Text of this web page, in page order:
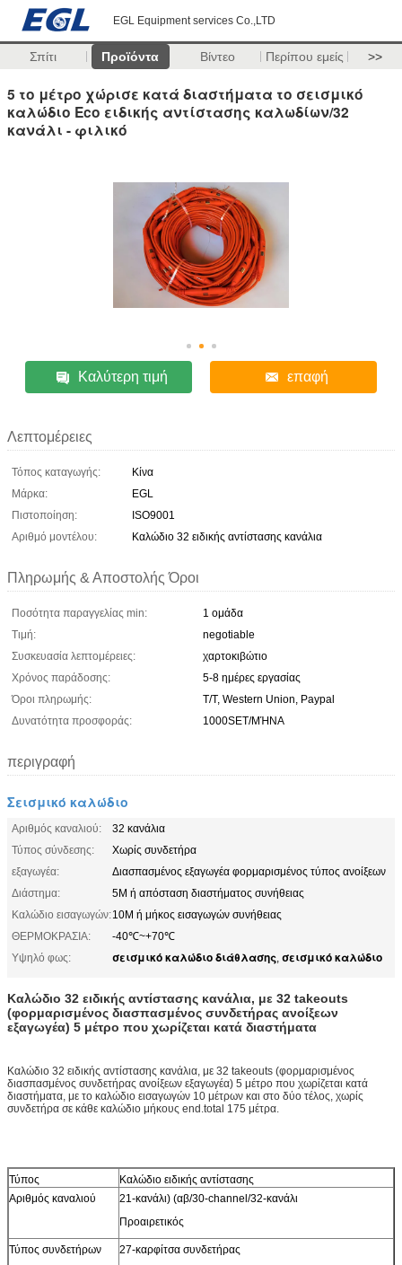
EGL Equipment services Co.,LTD
Σπίτι Προϊόντα Βίντεο Περίπου εμείς >>
5 το μέτρο χώρισε κατά διαστήματα το σεισμικό
καλώδιο Eco ειδικής αντίστασης καλωδίων/32
κανάλι - φιλικό
Καλύτερη τιμή επαφή
Λεπτομέρειες
Τόπος καταγωγής:
Κίνα
Μάρκα:
EGL
Πιστοποίηση:
ISO9001
Αριθμό μοντέλου:
Καλώδιο 32 ειδικής αντίστασης κανάλια
Πληρωμής & Αποστολής Όροι
Ποσότητα παραγγελίας min:
1 ομάδα
Τιμή:
negotiable
Συσκευασία λεπτομέρειες:
χαρτοκιβώτιο
Χρόνος παράδοσης:
5-8 ημέρες εργασίας
Όροι πληρωμής:
T/T, Western Union, Paypal
Δυνατότητα προσφοράς:
1000SET/ΜΉΝΑ
περιγραφή
Σεισμικό καλώδιο
Αριθμός καναλιού:
32 κανάλια
Τύπος σύνδεσης:
Χωρίς συνδετήρα
εξαγωγέα:
Διασπασμένος εξαγωγέα φορμαρισμένος τύπος ανοίξεων
Διάστημα:
5M ή απόσταση διαστήματος συνήθειας
Καλώδιο εισαγωγών:10M ή μήκος εισαγωγών συνήθειας
ΘΕΡΜΟΚΡΑΣΙΑ:
-40℃~+70℃
Υψηλό φως:
σεισμικό καλώδιο διάθλασης, σεισμικό καλώδιο
Καλώδιο 32 ειδικής αντίστασης κανάλια, με 32 takeouts
(φορμαρισμένος διασπασμένος συνδετήρας ανοίξεων
εξαγωγέα) 5 μέτρο που χωρίζεται κατά διαστήματα
Καλώδιο 32 ειδικής αντίστασης κανάλια, με 32 takeouts (φορμαρισμένος
διασπασμένος συνδετήρας ανοίξεων εξαγωγέα) 5 μέτρο που χωρίζεται κατά
διαστήματα, με το καλώδιο εισαγωγών 10 μέτρων και στο δύο τέλος, χωρίς
συνδετήρα σε κάθε καλώδιο μήκους end.total 175 μέτρα.
Τύπος
Καλώδιο ειδικής αντίστασης
Αριθμός καναλιού
21-κανάλι) (αβ/30-channel/32-κανάλι
Προαιρετικός
Τύπος συνδετήρων
27-καρφίτσα συνδετήρας